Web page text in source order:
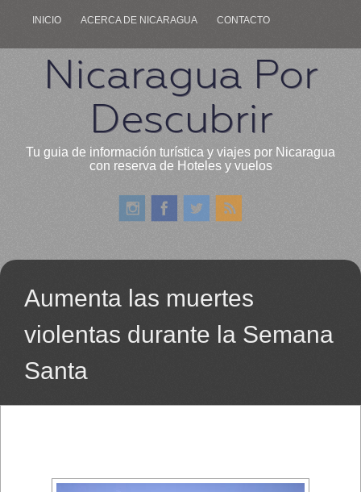
INICIO ACERCA DE NICARAGUA CONTACTO
Nicaragua Por
Descubrir
Tu guia de información turística y viajes por Nicaragua
con reserva de Hoteles y vuelos
Aumenta las muertes
violentas durante la Semana
Santa